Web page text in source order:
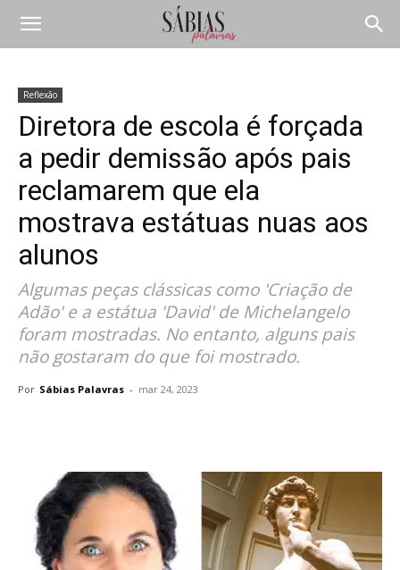
Reflexão
Diretora de escola é forçada
a pedir demissão após pais
reclamarem que ela
mostrava estátuas nuas aos
alunos
Algumas peças clássicas como 'Criação de
Adão' e a estátua 'David' de Michelangelo
foram mostradas. No entanto, alguns pais
não gostaram do que foi mostrado.
Por Sábias Palavras - mar 24, 2023